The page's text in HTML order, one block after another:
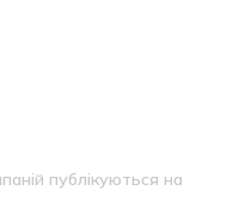
публікуються на